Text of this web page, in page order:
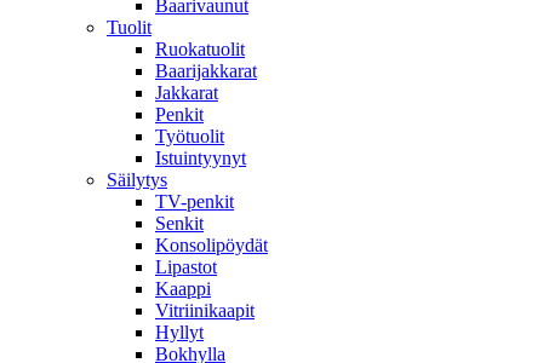
Baarivaunut
Tuolit
Ruokatuolit
Baarijakkarat
Jakkarat
Penkit
Työtuolit
Istuintyynyt
Säilytys
TV-penkit
Senkit
Konsolipöydät
Lipastot
Kaappi
Vitriinikaapit
Hyllyt
Bokhylla